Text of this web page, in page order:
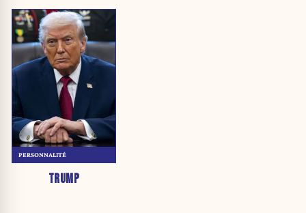
TRUMP
PERSONNALITÉ